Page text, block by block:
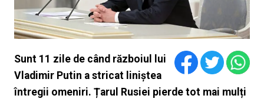
Sunt 11 zile de când războiul lui
Vladimir Putin a stricat liniștea
întregii omeniri. Țarul Rusiei pierde tot mai mulți